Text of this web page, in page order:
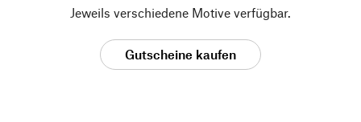
Jeweils verschiedene Motive verfügbar.
Gutscheine kaufen